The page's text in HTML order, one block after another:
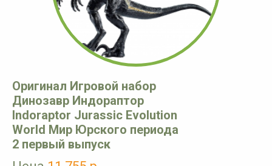
Оригинал Игровой набор
Динозавр Индораптор
Indoraptor Jurassic Evolution
World Мир Юрского периода
2 первый выпуск